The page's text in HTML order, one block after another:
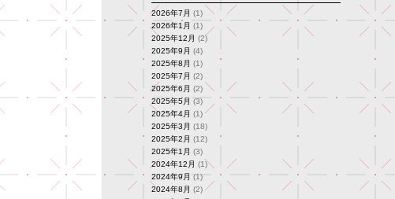
2026年7月 (1)
2026年1月 (1)
2025年12月 (2)
2025年9月 (4)
2025年8月 (1)
2025年7月 (2)
2025年6月 (2)
2025年5月 (3)
2025年4月 (1)
2025年3月 (18)
2025年2月 (12)
2025年1月 (3)
2024年12月 (1)
2024年9月 (1)
2024年8月 (2)